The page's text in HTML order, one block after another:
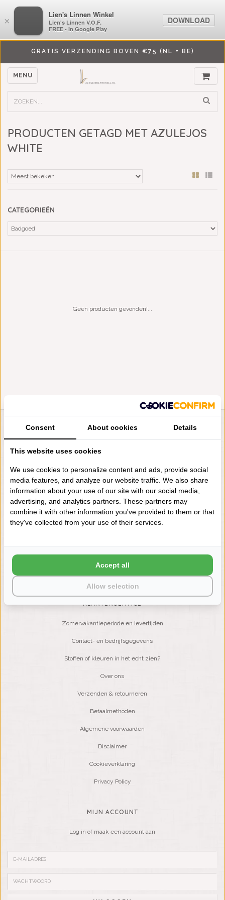
GRATIS VERZENDING BOVEN €75 (NL + BE)
MENU
PRODUCTEN GETAGD MET AZULEJOS
WHITE
CATEGORIEËN
Geen producten gevonden!...
LIENSLINNENWINKEL.NL
VRAGEN? BEL DAN
NIEUWSBRIEF
Wilt u op de hoogte blijven?
Word lid van onze mailinglijst:
KLANTENSERVICE
Zomervakantieperiode en levertijden
Contact- en bedrijfsgegevens
Stoffen of kleuren in het echt zien?
Over ons
Verzenden & retourneren
Betaalmethoden
Algemene voorwaarden
Disclaimer
Cookieverklaring
Privacy Policy
MIJN ACCOUNT
Log in of maak een account aan
×
LiensLinnenwinkel.nl
Lien's Linnen V.O.F.
FREE - In Google Play
DOWNLOAD
Consent About cookies Details
This website uses cookies
We use cookies to personalize content and ads, provide social
media features, and analyze our website traffic. We also share
information about your use of our site with our social media,
advertising, and analytics partners. These partners may
combine it with other information you've provided to them or that
they've collected from your use of their services.
Allow selection
Accept all
×
Lien's Linnen Winkel
Lien's Linnen V.O.F.
FREE - In Google Play
DOWNLOAD